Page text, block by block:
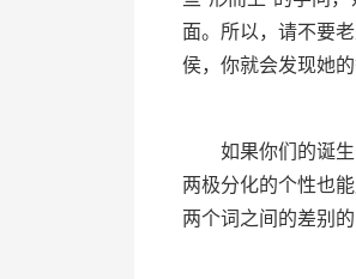
面。所以，请不要
侯，你就会发现她的
如果你们的诞生
两极分化的个性也
两个词之间的差别